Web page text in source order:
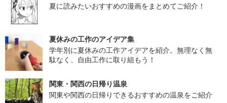
夏に読みたいおすすめの漫画をまとめてご紹介！
夏休みの工作のアイデア集
学年別に夏休みの工作アイデアを紹介。無理なく無
駄なく、自由工作に取り組もう！
関東・関西の日帰り温泉
関東や関西の日帰りできるおすすめの温泉をご紹介